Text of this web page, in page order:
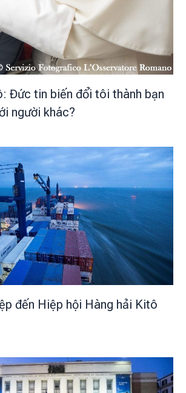
Đức tin biến đổi tôi thành bạn
người khác?
đến Hiệp hội Hàng hải Kitô